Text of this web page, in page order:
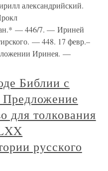
александрийский.
— 446/7. — Ириней
— 448. 17 февр.–
Иринея. —
Библии с
Предложение
для толкования
русского